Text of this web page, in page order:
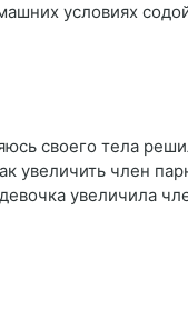
условиях
своего тела
увеличить член
увеличила